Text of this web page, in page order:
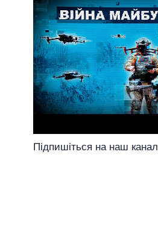
Підпишіться на наш канал